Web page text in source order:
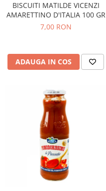
BISCUITI MATILDE VICENZI
AMARETTINO D'ITALIA 100 GR
7,00 RON
ADAUGA IN COS